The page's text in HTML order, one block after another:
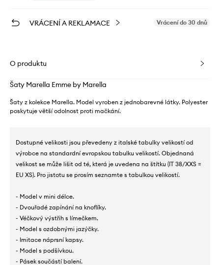
VRÁCENÍ A REKLAMACE Vrácení do 30 dnů
O produktu
Šaty Marella Emme by Marella
Šaty z kolekce Marella. Model vyroben z jednobarevné látky. Polyester
poskytuje větší odolnost proti mačkání.
Dostupné velikosti jsou převedeny z italské tabulky velikostí od
výrobce na standardní evropskou tabulku velikostí. Objednaná
velikost se může lišit od té, která je uvedena na štítku (IT 38/XXS =
EU XS). Pro jistotu se prosím seznamte s tabulkou velikostí.
- Model v mini délce.
- Dvouřadé zapínání na knoflíky.
- Véčkový výstřih s límečkem.
- Model s ozdobnými jazýčky.
- Imitace náprsní kapsy.
- Model s podšívkou.
- Pásek součástí balení.